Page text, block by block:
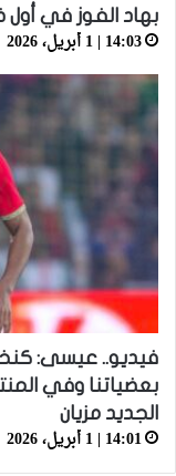
بهاد الفوز في أول
14:03 | 1 أبريل، 2026
فيديو.. عيسى:
بعضياتنا وفي
الجديد مزيان
14:01 | 1 أبريل، 2026